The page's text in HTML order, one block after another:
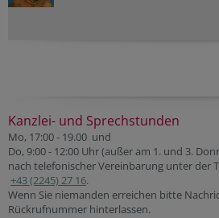
Kanzlei- und Sprechstunden
Mo, 17:00 - 19.00 und
Do, 9:00 - 12:00 Uhr (außer am 1. und 3.
nach telefonischer Vereinbarung unter der
+43 (2245) 27 16.
Wenn Sie niemanden erreichen bitte
Rückrufnummer hinterlassen.